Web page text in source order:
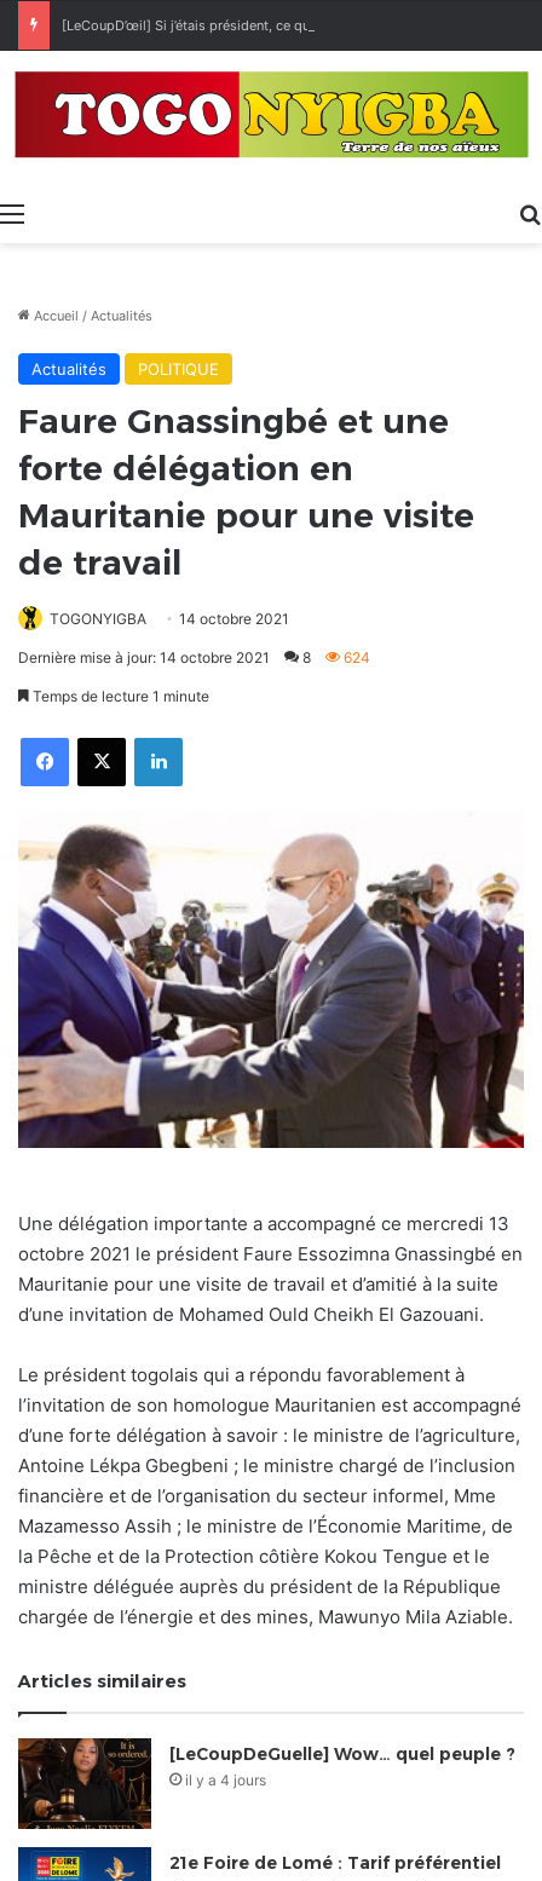
[LeCoupD’œil] Si j’étais président, ce que je ferai des « Évalas »
Menu
Accueil / Actualités
Actualités POLITIQUE
Faure Gnassingbé et une
forte délégation en
Mauritanie pour une visite
de travail
TOGONYIGBA 14 octobre 2021
Dernière mise à jour: 14 octobre 2021 8 624
Temps de lecture 1 minute
FacebookX Linkedin
Une délégation importante a accompagné ce mercredi 13
octobre 2021 le président Faure Essozimna Gnassingbé en
Mauritanie pour une visite de travail et d’amitié à la suite
d’une invitation de Mohamed Ould Cheikh El Gazouani.
Le président togolais qui a répondu favorablement à
l’invitation de son homologue Mauritanien est accompagné
d’une forte délégation à savoir : le ministre de l’agriculture,
Antoine Lékpa Gbegbeni ; le ministre chargé de l’inclusion
financière et de l’organisation du secteur informel, Mme
Mazamesso Assih ; le ministre de l’Économie Maritime, de
la Pêche et de la Protection côtière Kokou Tengue et le
ministre déléguée auprès du président de la République
chargée de l’énergie et des mines, Mawunyo Mila Aziable.
Articles similaires
[LeCoupDeGuelle] Wow… quel peuple ?
il y a 4 jours
21e Foire de Lomé : Tarif préférentiel